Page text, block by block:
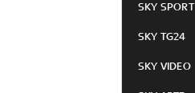
SKY SPORT
SKY TG24
SKY VIDEO